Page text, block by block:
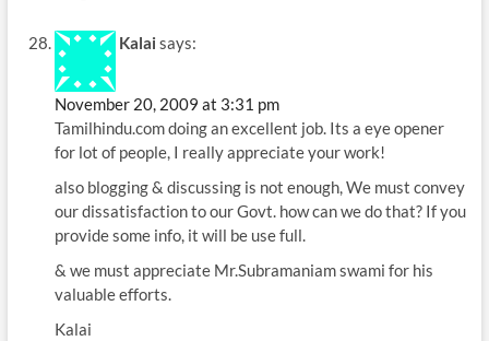
Kalai says:
November 20, 2009 at 3:31 pm
Tamilhindu.com doing an excellent job. Its a eye opener
for lot of people, I really appreciate your work!
also blogging & discussing is not enough, We must convey
our dissatisfaction to our Govt. how can we do that? If you
provide some info, it will be use full.
& we must appreciate Mr.Subramaniam swami for his
valuable efforts.
Kalai